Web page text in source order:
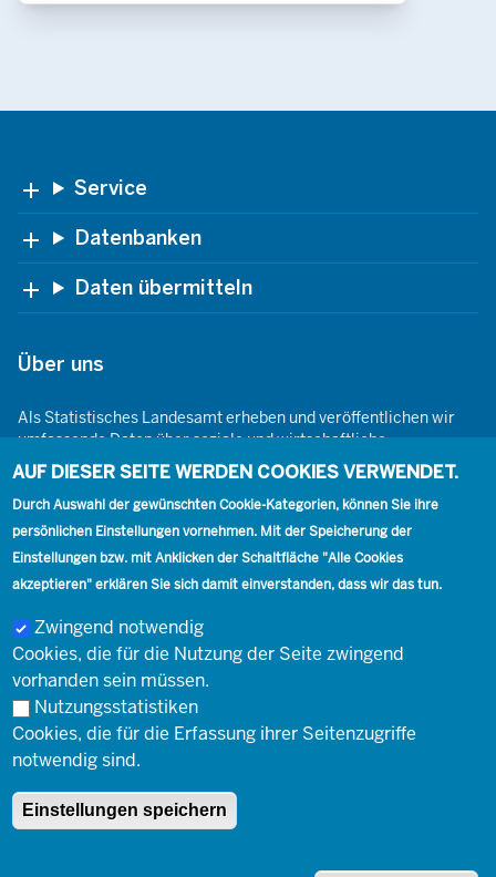
Footer Service
Datenbanken
Daten übermitteln
Über uns
Als Statistisches Landesamt erheben und veröffentlichen wir
umfassende Daten über soziale und wirtschaftliche
Gegebenheiten. Dabei sind wir den Grundsätzen der Neutralität,
Objektivität, wissenschaftlichen Unabhängigkeit und der
statistischen Geheimhaltung verpflichtet.
Footer
Kontakt
Kontakt Presse Karriere
Social
Footer
Impressum
© Landesbetrieb Information und Technik Nordrhein-Westfalen
(IT.NRW)
Impressum Datenschutz
AUF DIESER SEITE WERDEN COOKIES VERWENDET.
Durch Auswahl der gewünschten Cookie-Kategorien, können Sie ihre
persönlichen Einstellungen vornehmen. Mit der Speicherung der
Einstellungen bzw. mit Anklicken der Schaltfläche "Alle Cookies
akzeptieren" erklären Sie sich damit einverstanden, dass wir das tun.
Zwingend notwendig
Cookies, die für die Nutzung der Seite zwingend
vorhanden sein müssen.
Nutzungsstatistiken
Cookies, die für die Erfassung ihrer Seitenzugriffe
notwendig sind.
Einstellungen speichern